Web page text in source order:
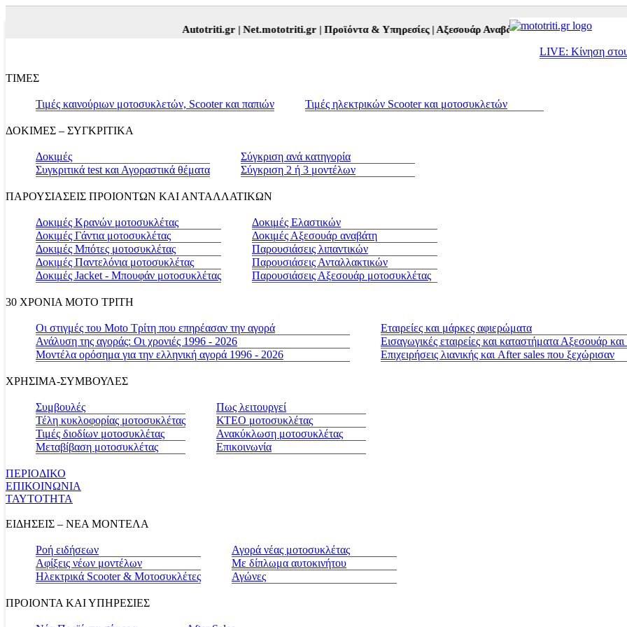
Autotriti.gr |Net.mototriti.gr |Προϊόντα & Υπηρεσίες |Αξεσουάρ Αναβάτη και Μοτοσυκλέτας |
LIVE: Κίνηση
ΤΙΜΕΣ
Τιμές καινούριων μοτοσυκλετών, Scooter και παπιών Τιμές ηλεκτρικών Scooter και μοτοσυκλετών
ΔΟΚΙΜΕΣ – ΣΥΓΚΡΙΤΙΚΑ
Δοκιμές
Συγκριτικά test και Αγοραστικά θέματα
Σύγκριση ανά κατηγορία
Σύγκριση 2 ή 3 μοντέλων
ΠΑΡΟΥΣΙΑΣΕΙΣ ΠΡΟΙΟΝΤΩΝ ΚΑΙ ΑΝΤΑΛΛΑΤΙΚΩΝ
Δοκιμές Κρανών μοτοσυκλέτας
Δοκιμές Γάντια μοτοσυκλέτας
Δοκιμές Μπότες μοτοσυκλέτας
Δοκιμές Παντελόνια μοτοσυκλέτας
Δοκιμές Jacket - Μπουφάν μοτοσυκλέτας
Δοκιμές Ελαστικών
Δοκιμές Αξεσουάρ αναβάτη
Παρουσιάσεις λιπαντικών
Παρουσιάσεις Ανταλλακτικών
Παρουσιάσεις Αξεσουάρ μοτοσυκλέτας
30 ΧΡΟΝΙΑ MOTO ΤΡΙΤΗ
Οι στιγμές του Moto Τρίτη που επηρέασαν την αγορά
Ανάλυση της αγοράς: Οι χρονιές 1996 - 2026
Μοντέλα ορόσημα για την ελληνική αγορά 1996 - 2026
Εταιρείες και μάρκες αφιερώματα
Εισαγωγικές εταιρείες και καταστήματα Αξεσουάρ
Επιχειρήσεις λιανικής και After sales που ξεχώρισαν
ΧΡΗΣΙΜΑ-ΣΥΜΒΟΥΛΕΣ
Συμβουλές
Τέλη κυκλοφορίας μοτοσυκλέτας
Τιμές διοδίων μοτοσυκλέτας
Μεταβίβαση μοτοσυκλέτας
Πως λειτουργεί
ΚΤΕΟ μοτοσυκλέτας
Ανακύκλωση μοτοσυκλέτας
Επικοινωνία
ΠΕΡΙΟΔΙΚΟ
ΕΠΙΚΟΙΝΩΝΙΑ
ΤΑΥΤΟΤΗΤΑ
ΕΙΔΗΣΕΙΣ – ΝΕΑ ΜΟΝΤΕΛΑ
Ροή ειδήσεων
Αφίξεις νέων μοντέλων
Ηλεκτρικά Scooter & Μοτοσυκλέτες
Αγορά νέας μοτοσυκλέτας
Με δίπλωμα αυτοκινήτου
Αγώνες
ΠΡΟΙΟΝΤΑ ΚΑΙ ΥΠΗΡΕΣΙΕΣ